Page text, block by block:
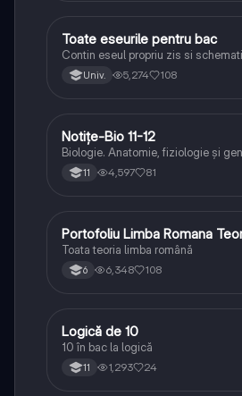
Limba și literatura română
Toate eseurile pentru bac
Contin eseul propriu zis si
Univ. 5,274 108
Biologie
Notițe-Bio 11-12
Biologie. Anatomie, fiziologie și
11 4,597 81
Limba și literatura română
Portofoliu Limba Romana
Toata teoria limba română
6 6,348 108
Logică
Logică de 10
10 în bac la logică
11 1,293 24